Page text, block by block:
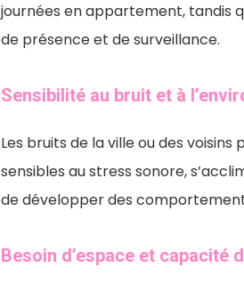
journées en appartement, tandis
de présence et de surveillance.
Sensibilité au bruit et à
Les bruits de la ville ou des
sensibles au stress sonore,
de développer des
Besoin d’espace et capacité